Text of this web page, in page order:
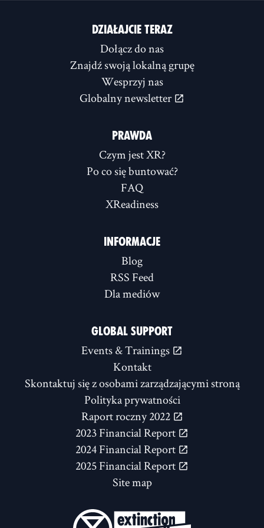
DZIAŁAJCIE TERAZ
Dołącz do nas
Znajdź swoją lokalną grupę
Wesprzyj nas
Globalny newsletter
PRAWDA
Czym jest XR?
Po co się buntować?
FAQ
XReadiness
INFORMACJE
Blog
RSS Feed
Dla mediów
GLOBAL SUPPORT
Events & Trainings
Kontakt
Skontaktuj się z osobami zarządzającymi stroną
Polityka prywatności
Raport roczny 2022
2023 Financial Report
2024 Financial Report
2025 Financial Report
Site map